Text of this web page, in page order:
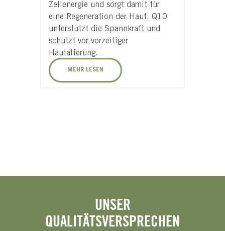
Zellenergie und sorgt damit für
eine Regeneration der Haut. Q10
unterstützt die Spannkraft und
schützt vor vorzeitiger
Hautalterung.
MEHR LESEN
UNSER
QUALITÄTSVERSPRECHEN